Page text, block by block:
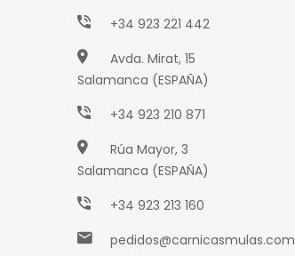
+34 923 221 442
Avda. Mirat, 15
Salamanca (ESPAÑA)
+34 923 210 871
Rúa Mayor, 3
Salamanca (ESPAÑA)
+34 923 213 160
pedidos@carnicasmulas.com